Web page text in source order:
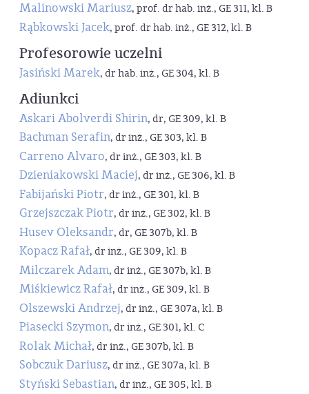
Malinowski Mariusz, prof. dr hab. inż., GE 311, kl. B
Rąbkowski Jacek, prof. dr hab. inż., GE 312, kl. B
Profesorowie uczelni
Jasiński Marek, dr hab. inż., GE 304, kl. B
Adiunkci
Askari Abolverdi Shirin, dr, GE 309, kl. B
Bachman Serafin, dr inż., GE 303, kl. B
Carreno Alvaro, dr inż., GE 303, kl. B
Dzieniakowski Maciej, dr inż., GE 306, kl. B
Fabijański Piotr, dr inż., GE 301, kl. B
Grzejszczak Piotr, dr inż., GE 302, kl. B
Husev Oleksandr, dr, GE 307b, kl. B
Kopacz Rafał, dr inż., GE 309, kl. B
Milczarek Adam, dr inż., GE 307b, kl. B
Miśkiewicz Rafał, dr inż., GE 309, kl. B
Olszewski Andrzej, dr inż., GE 307a, kl. B
Piasecki Szymon, dr inż., GE 301, kl. C
Rolak Michał, dr inż., GE 307b, kl. B
Sobczuk Dariusz, dr inż., GE 307a, kl. B
Styński Sebastian, dr inż., GE 305, kl. B